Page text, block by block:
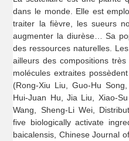
dans le monde. Elle est
traiter la fièvre, les sueurs
augmenter la diurèse… Sa
des ressources naturelles.
ailleurs des compositions
molécules extraites
(Rong-Xiu Liu, Guo-Hu
Hui-Juan Hu, Jia Liu, Xiao-
Wang, Sheng-Li Wei,
five biologically activate
baicalensis, Chinese Journal